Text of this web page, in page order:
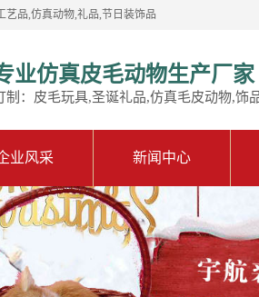
艺品,仿真动物,礼品,节日装饰品
业仿真皮毛动物生产厂家
制：皮毛玩具,圣诞礼品,仿真毛皮动物,饰
业风采 新闻中心